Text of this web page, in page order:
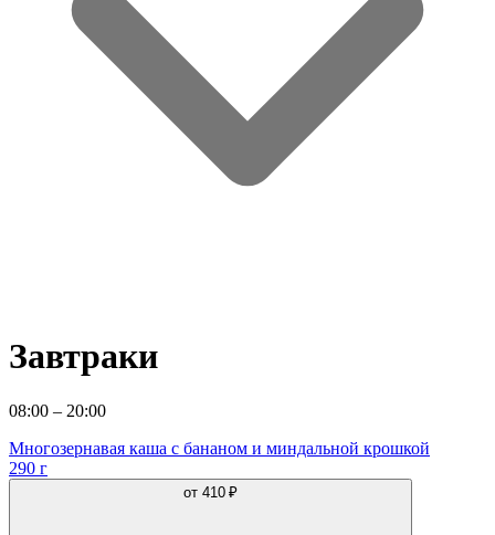
Завтраки
08:00 – 20:00
Многозернавая каша с бананом и миндальной крошкой
290 г
от 410 ₽